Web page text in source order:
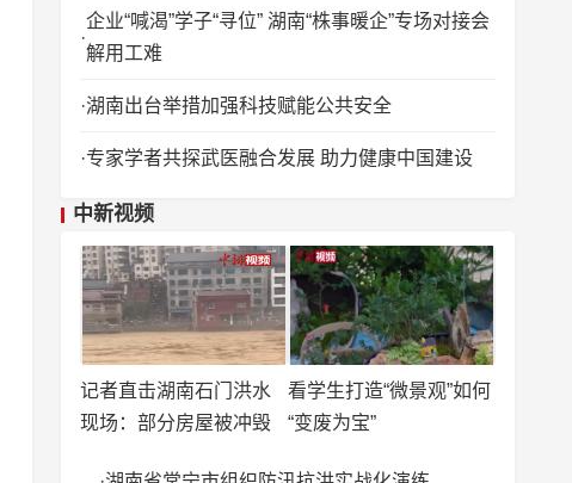
企业“喊渴”学子“寻位” 湖南“株事暖企”专场对接会
解用工难
湖南出台举措加强科技赋能公共安全
专家学者共探武医融合发展 助力健康中国建设
中新视频
记者直击湖南石门洪水
现场：部分房屋被冲毁
看学生打造“微景观”如何
“变废为宝”